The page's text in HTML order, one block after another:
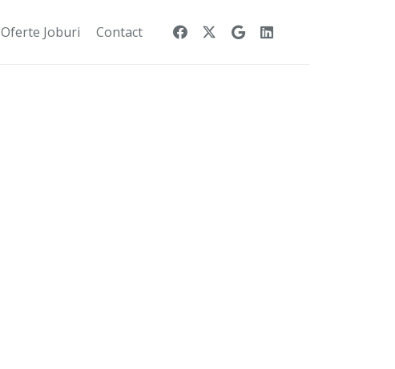
Oferte Joburi Contact